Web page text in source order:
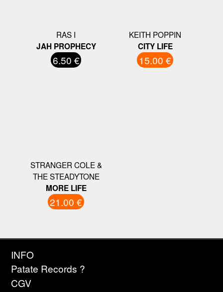
RAS I
JAH PROPHECY
6.50 €
KEITH POPPIN
CITY LIFE
15.00 €
STRANGER COLE &
THE STEADYTONE
MORE LIFE
21.00 €
INFO
Patate Records ?
CGV